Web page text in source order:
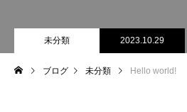
未分類 2023.10.29
ブログ 未分類 Hello world!